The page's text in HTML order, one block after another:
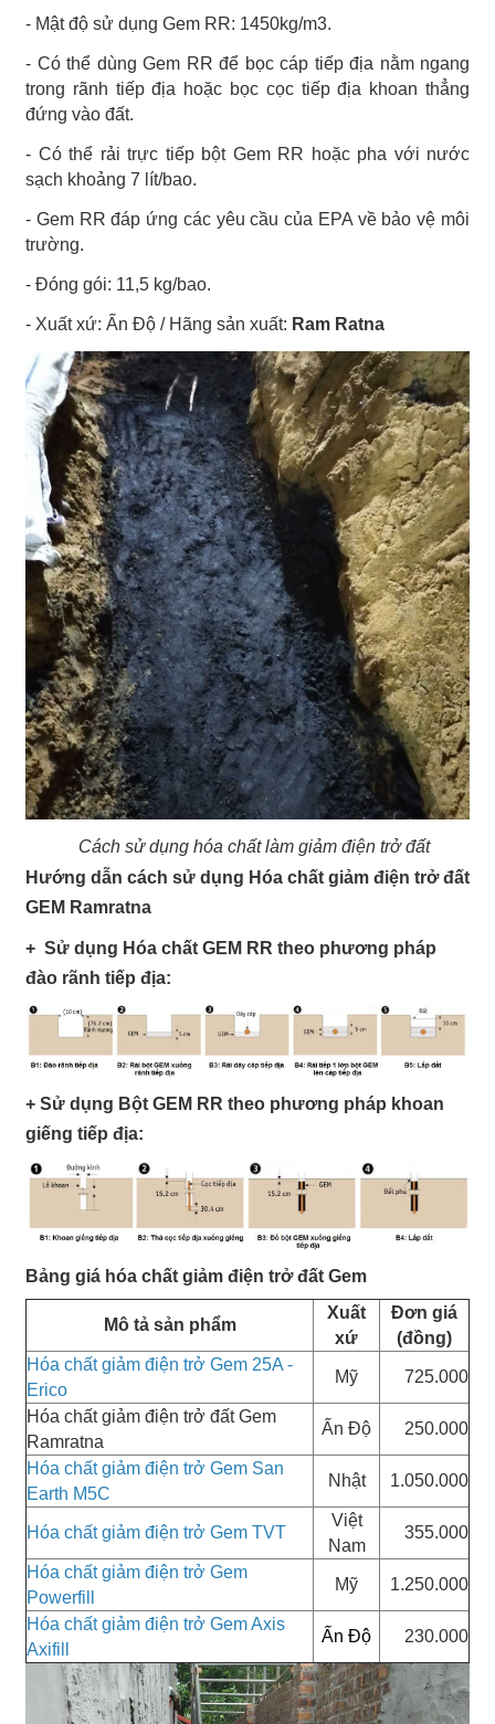
- Mật độ sử dụng Gem RR: 1450kg/m3.
- Có thể dùng Gem RR để bọc cáp tiếp địa nằm ngang
trong rãnh tiếp địa hoặc bọc cọc tiếp địa khoan thẳng
đứng vào đất.
- Có thể rải trực tiếp bột Gem RR hoặc pha với nước
sạch khoảng 7 lít/bao.
- Gem RR đáp ứng các yêu cầu của EPA về bảo vệ môi
trường.
- Đóng gói: 11,5 kg/bao.
- Xuất xứ: Ấn Độ /Hãng sản xuất: Ram Ratna
Cách sử dụng hóa chất làm giảm điện trở đất
Hướng dẫn cách sử dụng Hóa chất giảm điện trở đất
GEM Ramratna
+ Sử dụng Hóa chất GEM RR theo phương pháp
đào rãnh tiếp địa:
+ Sử dụng Bột GEM RR theo phương pháp khoan
giếng tiếp địa:
Bảng giá hóa chất giảm điện trở đất Gem
Mô tả sản phẩm
Xuất
xứ
Đơn giá
(đồng)
Hóa chất giảm điện trở Gem 25A -
Erico
Mỹ 725.000
Hóa chất giảm điện trở đất Gem
Ramratna
Ấn Độ 250.000
Hóa chất giảm điện trở Gem San
Earth M5C
Nhật 1.050.000
Hóa chất giảm điện trở Gem TVT
Việt
Nam
355.000
Hóa chất giảm điện trở Gem
Powerfill
Mỹ 1.250.000
Hóa chất giảm điện trở Gem Axis
Axifill
Ấn Độ 230.000